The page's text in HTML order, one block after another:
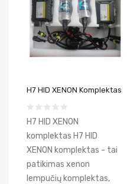
H7 HID XENON Komplektas
H7 HID XENON
komplektas H7 HID
XENON komplektas - tai
patikimas xenon
lempučių komplektas,